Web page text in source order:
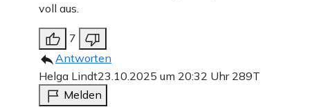
voll aus.
7
Antworten
Helga Lindt23.10.2025 um 20:32 Uhr 289T
Melden